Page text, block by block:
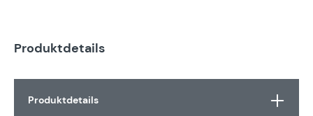
Produktdetails
Produktdetails